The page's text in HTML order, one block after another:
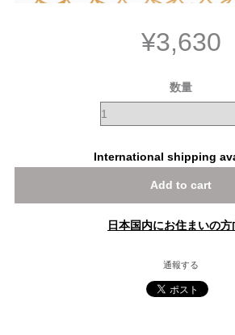
¥3,630
数量
International shipping
Add to cart
日本国内にお住まいの方
通報する